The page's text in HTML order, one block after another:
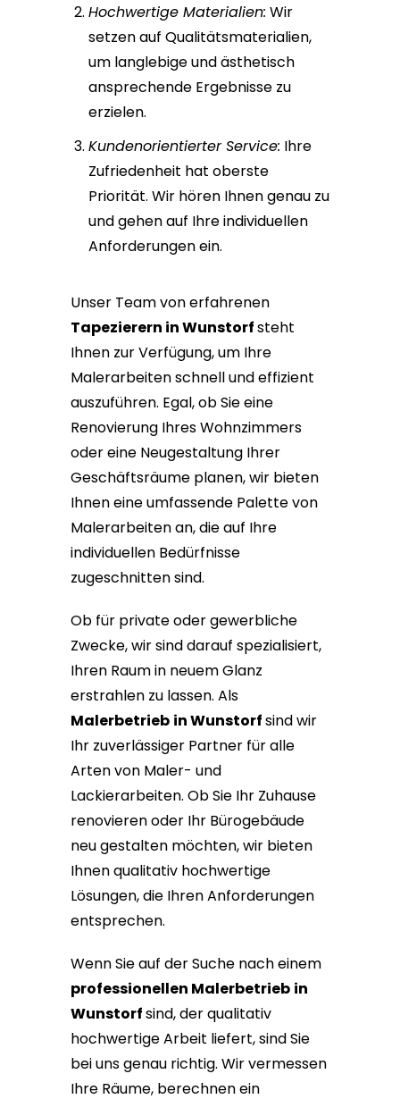
Hochwertige Materialien: Wir
setzen auf Qualitätsmaterialien,
um langlebige und ästhetisch
ansprechende Ergebnisse zu
erzielen.
Kundenorientierter Service: Ihre
Zufriedenheit hat oberste
Priorität. Wir hören Ihnen genau zu
und gehen auf Ihre individuellen
Anforderungen ein.
Unser Team von erfahrenen
Tapezierern in Wunstorfsteht
Ihnen zur Verfügung, um Ihre
Malerarbeiten schnell und effizient
auszuführen. Egal, ob Sie eine
Renovierung Ihres Wohnzimmers
oder eine Neugestaltung Ihrer
Geschäftsräume planen, wir bieten
Ihnen eine umfassende Palette von
Malerarbeiten an, die auf Ihre
individuellen Bedürfnisse
zugeschnitten sind.
Ob für private oder gewerbliche
Zwecke, wir sind darauf spezialisiert,
Ihren Raum in neuem Glanz
erstrahlen zu lassen. Als
Malerbetrieb in Wunstorfsind wir
Ihr zuverlässiger Partner für alle
Arten von Maler- und
Lackierarbeiten. Ob Sie Ihr Zuhause
renovieren oder Ihr Bürogebäude
neu gestalten möchten, wir bieten
Ihnen qualitativ hochwertige
Lösungen, die Ihren Anforderungen
entsprechen.
Wenn Sie auf der Suche nach einem
professionellen Malerbetrieb in
Wunstorfsind, der qualitativ
hochwertige Arbeit liefert, sind Sie
bei uns genau richtig. Wir vermessen
Ihre Räume, berechnen ein